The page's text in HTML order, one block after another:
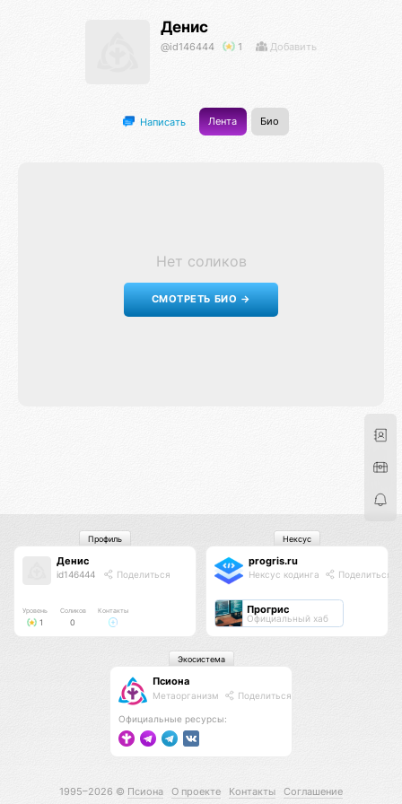
Денис
@id146444 1 Добавить
Написать Лента Био
Нет соликов
СМОТРЕТЬ БИО →
Денис
id146444 Поделиться
Уровень
1
Соликов
0
Контакты
Профиль
progris.ru
Нексус кодинга Поделиться
Прогрис
Официальный хаб
Нексус
Псиона
Метаорганизм Поделиться
Официальные ресурсы:
Экосистема
1995–2026 © Псиона О проекте Контакты Соглашение